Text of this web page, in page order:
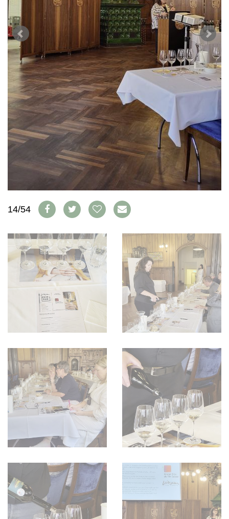
ARCHIV
VORTEILSWELT
WEINSZENE
PORTRAITS
VINOPHILES
ANMELDEN
AWARDS
GEWINNSPIELE
VORTEILSWELT
TRINKREIFETABELLE
ABO
WEINSUCHE
NEWSLETTER
WINE TRADE CLUB
REDAKTION
WERBUNG
IMPRESSUM
AGB & DATENSCHUTZ
14/54